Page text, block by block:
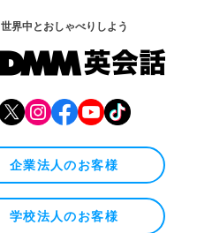
世界中とおしゃべりしよう
企業法人のお客様
学校法人のお客様